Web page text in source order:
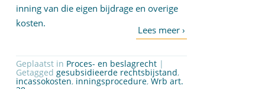
inning van die eigen bijdrage en overige
kosten.
Geplaatst in Proces- en beslagrecht
Getagged gesubsidieerde rechtsbijstand,
incassokosten, inningsprocedure, Wrb art.